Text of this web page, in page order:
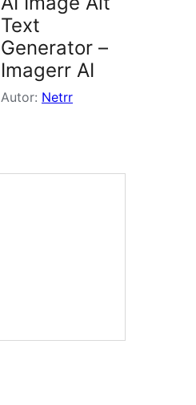
Text
Generator –
Imagerr AI
Autor: Netrr